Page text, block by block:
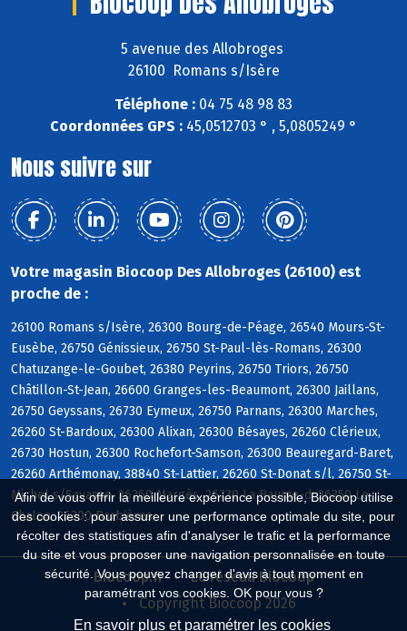
Afin de vous offrir la meilleure expérience possible, Biocoop utilise
des cookies : pour assurer une performance optimale du site, pour
récolter des statistiques afin d'analyser le trafic et la performance
du site et vous proposer une navigation personnalisée en toute
sécurité. Vous pouvez changer d'avis à tout moment en
paramétrant vos cookies. OK pour vous ?
En savoir plus et paramétrer les cookies
5 avenue des Allobroges
26100 Romans s/Isère
Téléphone : 04 75 48 98 83
Coordonnées GPS : 45,0512703 ° , 5,0805249 °
Nous suivre sur
Votre magasin Biocoop Des Allobroges (26100) est
proche de :
26100 Romans s/Isère, 26300 Bourg-de-Péage, 26540 Mours-St-
Eusèbe, 26750 Génissieux, 26750 St-Paul-lès-Romans, 26300
Chatuzange-le-Goubet, 26380 Peyrins, 26750 Triors, 26750
Châtillon-St-Jean, 26600 Granges-les-Beaumont, 26300 Jaillans,
26750 Geyssans, 26730 Eymeux, 26750 Parnans, 26300 Marches,
26260 St-Bardoux, 26300 Alixan, 26300 Bésayes, 26260 Clérieux,
26730 Hostun, 26300 Rochefort-Samson, 26300 Beauregard-Baret,
26260 Arthémonay, 38840 St-Lattier, 26260 St-Donat s/l, 26750 St-
Michel s/Savasse, 26260 Margès, 26730 La Baume-d, 26350 Le
Chalon, 26300 Barbières
Biocoop.fr
Le réseau Biocoop
Copyright Biocoop 2026